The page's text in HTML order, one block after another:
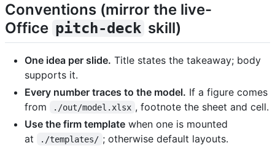
Conventions (mirror the live-
Office pitch-deck skill)
One idea per slide. Title states the takeaway; body
supports it.
Every number traces to the model. If a figure comes
from
./out/model.xlsx , footnote the sheet and cell.
Use the firm template when one is mounted
at
./templates/ ; otherwise default layouts.